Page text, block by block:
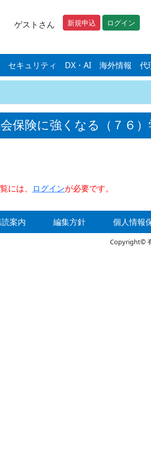
ゲストさん 新規申込 ログイン
セキュリティ DX・AI 海外情報 代
会保険に強くなる（７６
には、 ログインが必要です。
案内 編集方針 個人情報
Copyright©